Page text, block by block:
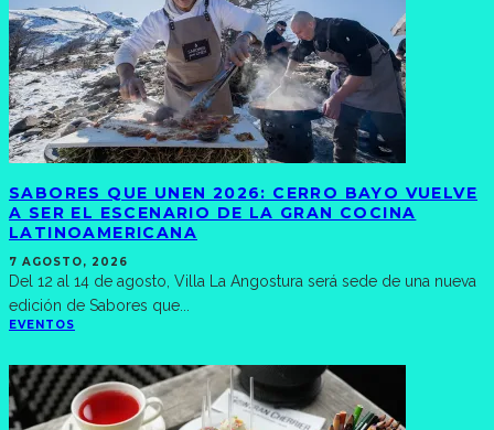
SABORES QUE UNEN 2026: CERRO BAYO VUELVE
A SER EL ESCENARIO DE LA GRAN COCINA
LATINOAMERICANA
7 AGOSTO, 2026
Del 12 al 14 de agosto, Villa La Angostura será sede de una nueva
edición de Sabores que...
EVENTOS